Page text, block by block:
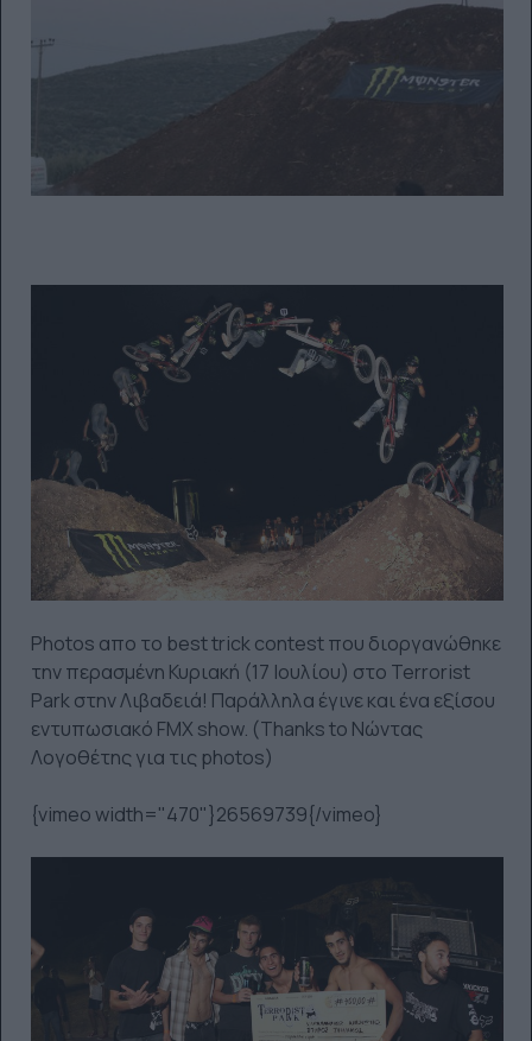
Photos απο το best trick contest που διοργανώθηκε
την περασμένη Κυριακή (17 Ιουλίου) στο Terrorist
Park στην Λιβαδειά! Παράλληλα έγινε και ένα εξίσου
εντυπωσιακό FMX show. (Thanks to Νώντας
Λογοθέτης για τις photos)
{vimeo width="470"}26569739{/vimeo}